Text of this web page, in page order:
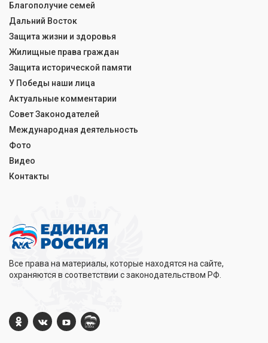
Все права на материалы, которые находятся на сайте,
охраняются в соответствии с законодательством РФ.
Благополучие семей
Дальний Восток
Защита жизни и здоровья
Жилищные права граждан
Защита исторической памяти
У Победы наши лица
Актуальные комментарии
Совет Законодателей
Международная деятельность
Фото
Видео
Контакты